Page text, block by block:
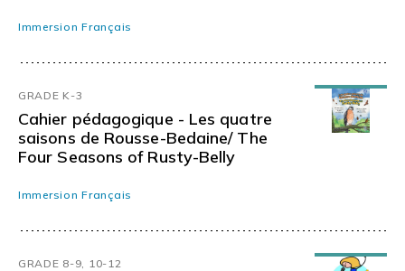
Immersion Français
GRADE K-3
Cahier pédagogique - Les quatre
saisons de Rousse-Bedaine/ The
Four Seasons of Rusty-Belly
Immersion Français
GRADE 8-9, 10-12